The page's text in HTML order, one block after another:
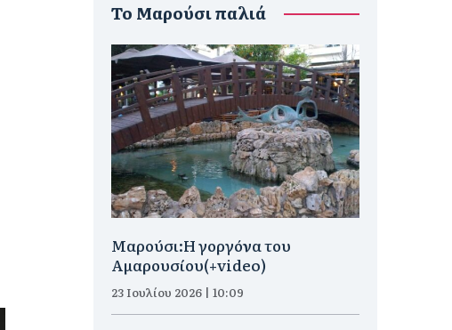
To Μαρούσι παλιά
Μαρούσι:H γοργόνα του
Αμαρουσίου(+video)
23 Ιουλίου 2026 | 10:09